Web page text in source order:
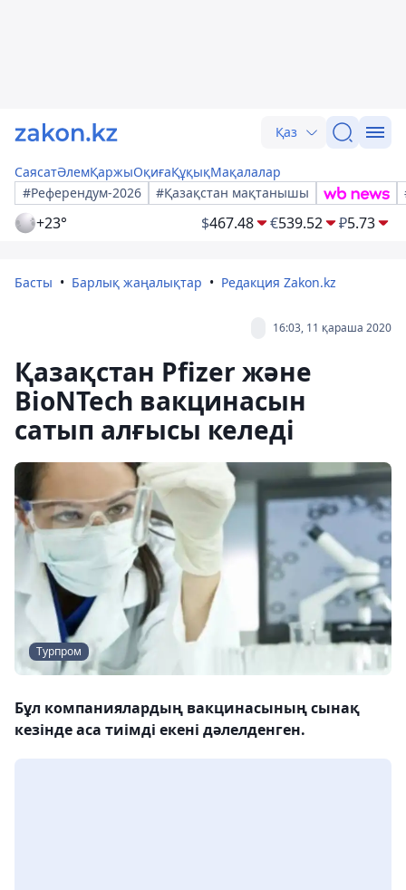
Қаз
СаясатӘлемҚаржыОқиғаҚұқықМақалалар
#Референдум-2026
#Қазақстан мақтанышы
+23° $467.48 €539.52 ₽5.73
Басты Барлық жаңалықтар Редакция Zakon.kz
16:03, 11 қараша 2020
Қазақстан Pfizer және
BioNTech вакцинасын
сатып алғысы келеді
Турпром
Бұл компаниялардың вакцинасының сынақ
кезінде аса тиімді екені дәлелденген.